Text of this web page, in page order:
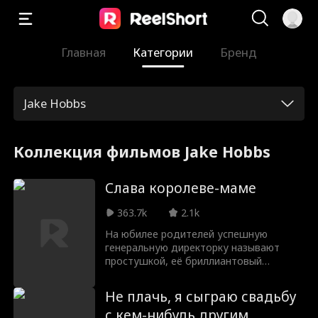
Главная Категории Бренд
Jake Hobbs
Коллекция фильмов Jake Hobbs
Слава королеве-маме
363.7k
2.1k
На юбилее родителей успешную
генеральную директорку называют
простушкой, её бриллиантовый
Не плачь, я сыграю свадьбу